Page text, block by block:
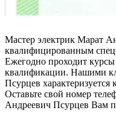
Мастер электрик Марат
квалифицированным
Ежегодно проходит
квалификации. Нашими
Псурцев характеризуется
Оставьте свой номер
Андреевич Псурцев Вам